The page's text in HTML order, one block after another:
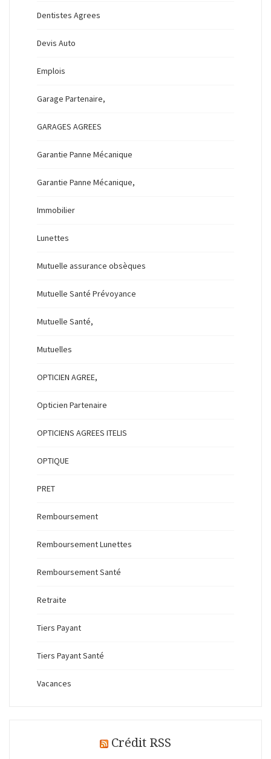
Dentistes Agrees
Devis Auto
Emplois
Garage Partenaire,
GARAGES AGREES
Garantie Panne Mécanique
Garantie Panne Mécanique,
Immobilier
Lunettes
Mutuelle assurance obsèques
Mutuelle Santé Prévoyance
Mutuelle Santé,
Mutuelles
OPTICIEN AGREE,
Opticien Partenaire
OPTICIENS AGREES ITELIS
OPTIQUE
PRET
Remboursement
Remboursement Lunettes
Remboursement Santé
Retraite
Tiers Payant
Tiers Payant Santé
Vacances
Crédit RSS